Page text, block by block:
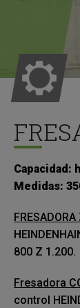
Capacidad:
Medidas:
FRESADORA
800 Z 1.200.
Fresadora
control